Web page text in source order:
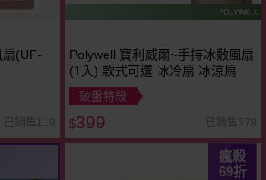
扇(UF-
已銷售119
Polywell 寶利威爾~手持冰敷風扇
(1入) 款式可選 冰冷扇 冰涼扇
破盤特殺
$399 已銷售378
瘋殺
69折